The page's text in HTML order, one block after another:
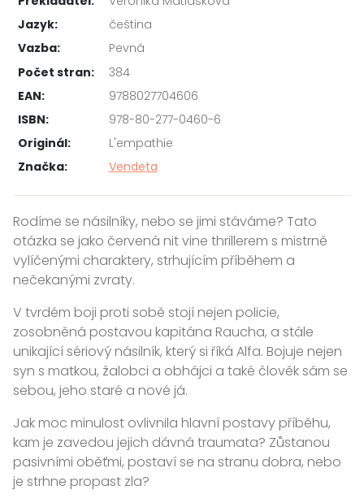
Jazyk:
čeština
Vazba:
Pevná
Počet stran:
384
EAN:
9788027704606
ISBN:
978-80-277-0460-6
Originál:
L'empathie
Značka:
Vendeta
Rodíme se násilníky, nebo se jimi stáváme? Tato
otázka se jako červená nit vine thrillerem s mistrně
vylíčenými charaktery, strhujícím příběhem a
nečekanými zvraty.
V tvrdém boji proti sobě stojí nejen policie,
zosobněná postavou kapitána Raucha, a stále
unikající sériový násilník, který si říká Alfa. Bojuje nejen
syn s matkou, žalobci a obhájci a také člověk sám se
sebou, jeho staré a nové já.
Jak moc minulost ovlivnila hlavní postavy příběhu,
kam je zavedou jejich dávná traumata? Zůstanou
pasivními oběťmi, postaví se na stranu dobra, nebo
je strhne propast zla?